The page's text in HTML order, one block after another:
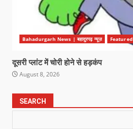
Bahadurgarh News | बहादुरगढ़ न्यूज़ Featured
दूसरी प्लांट में चोरी होने से हड़कंप
August 8, 2026
SEARCH